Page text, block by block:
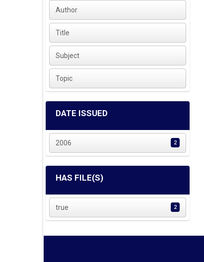
Author
Title
Subject
Topic
DATE ISSUED
2006 2
HAS FILE(S)
true 2